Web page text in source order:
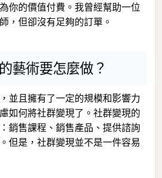
你的價值付費。我曾經幫助一位
，但卻沒有足夠的訂單。
藝術要怎麼做？
並且擁有了一定的規模和影響力
如何將社群變現了。社群變現的
銷售課程、銷售產品、提供諮詢
但是，社群變現並不是一件容易